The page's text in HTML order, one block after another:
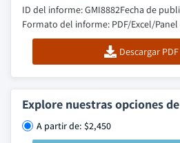
ID del informe: GMI8882Fecha de
Formato del informe: PDF/Excel/
Descargar
Explore nuestras opciones
A partir de: $2,450